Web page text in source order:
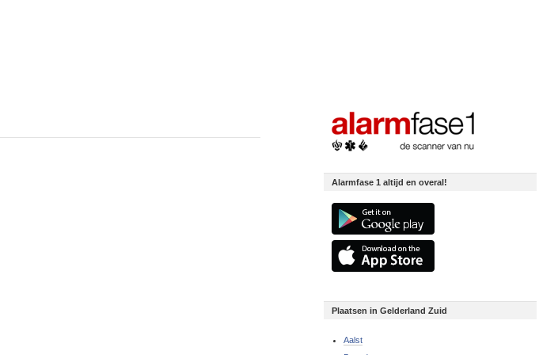
Alarmfase 1 altijd en overal!
Plaatsen in Gelderland Zuid
Aalst